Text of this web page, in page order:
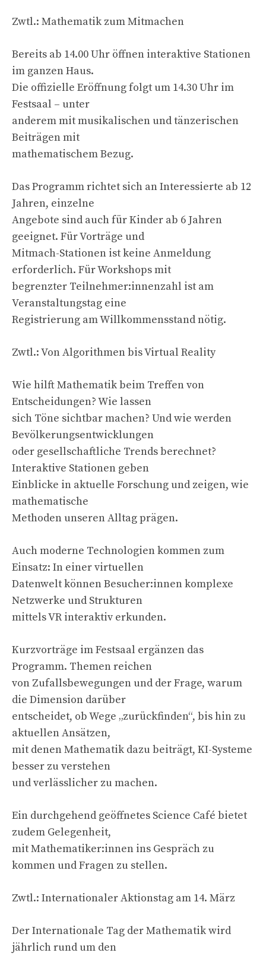
Zwtl.: Mathematik zum Mitmachen
Bereits ab 14.00 Uhr öffnen interaktive Stationen
im ganzen Haus.
Die offizielle Eröffnung folgt um 14.30 Uhr im
Festsaal – unter
anderem mit musikalischen und tänzerischen
Beiträgen mit
mathematischem Bezug.
Das Programm richtet sich an Interessierte ab 12
Jahren, einzelne
Angebote sind auch für Kinder ab 6 Jahren
geeignet. Für Vorträge und
Mitmach-Stationen ist keine Anmeldung
erforderlich. Für Workshops mit
begrenzter Teilnehmer:innenzahl ist am
Veranstaltungstag eine
Registrierung am Willkommensstand nötig.
Zwtl.: Von Algorithmen bis Virtual Reality
Wie hilft Mathematik beim Treffen von
Entscheidungen? Wie lassen
sich Töne sichtbar machen? Und wie werden
Bevölkerungsentwicklungen
oder gesellschaftliche Trends berechnet?
Interaktive Stationen geben
Einblicke in aktuelle Forschung und zeigen, wie
mathematische
Methoden unseren Alltag prägen.
Auch moderne Technologien kommen zum
Einsatz: In einer virtuellen
Datenwelt können Besucher:innen komplexe
Netzwerke und Strukturen
mittels VR interaktiv erkunden.
Kurzvorträge im Festsaal ergänzen das
Programm. Themen reichen
von Zufallsbewegungen und der Frage, warum
die Dimension darüber
entscheidet, ob Wege „zurückfinden“, bis hin zu
aktuellen Ansätzen,
mit denen Mathematik dazu beiträgt, KI-Systeme
besser zu verstehen
und verlässlicher zu machen.
Ein durchgehend geöffnetes Science Café bietet
zudem Gelegenheit,
mit Mathematiker:innen ins Gespräch zu
kommen und Fragen zu stellen.
Zwtl.: Internationaler Aktionstag am 14. März
Der Internationale Tag der Mathematik wird
jährlich rund um den